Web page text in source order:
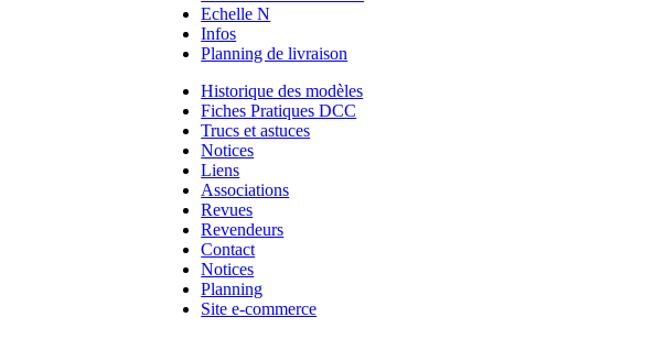
Echelle N
Infos
Planning de livraison
Historique des modèles
Fiches Pratiques DCC
Trucs et astuces
Notices
Liens
Associations
Revues
Revendeurs
Contact
Notices
Planning
Site e-commerce